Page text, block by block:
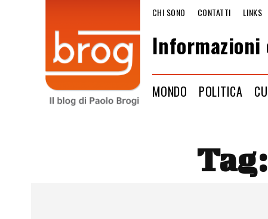
CHI SONO CONTATTI LINKS
MONDO POLITICA
Tag: